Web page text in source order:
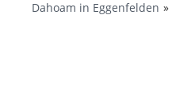
Dahoam in Eggenfelden